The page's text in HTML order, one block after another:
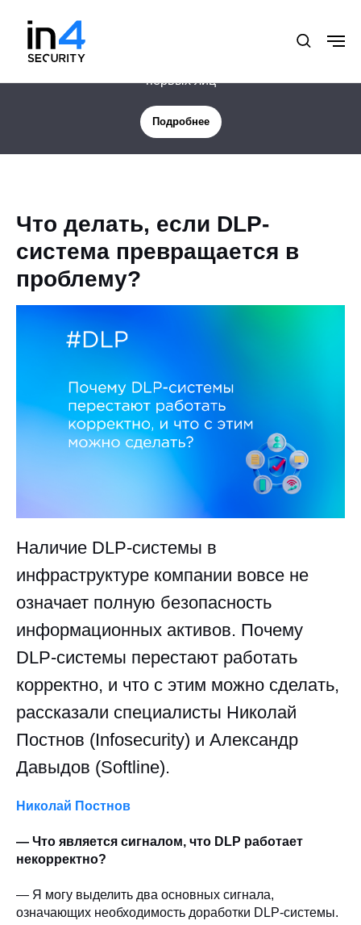
Новая услуга: Цифровая защита менеджмента и
первых лиц
Подробнее
Что делать, если DLP-
система превращается в
проблему?
Наличие DLP-системы в
инфраструктуре компании вовсе не
означает полную безопасность
информационных активов. Почему
DLP-системы перестают работать
корректно, и что с этим можно сделать,
рассказали специалисты Николай
Постнов (Infosecurity) и Александр
Давыдов (Softline).
Николай Постнов
— Что является сигналом, что DLP работает
некорректно?
— Я могу выделить два основных сигнала,
означающих необходимость доработки DLP-системы.